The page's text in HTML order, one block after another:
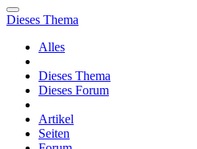
Dieses Thema
Alles
Dieses Thema
Dieses Forum
Artikel
Seiten